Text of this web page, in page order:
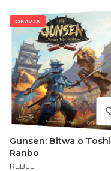
OKAZJA
Gunsen: Bitwa o Toshi
Ranbo
PRODUCENT
REBEL